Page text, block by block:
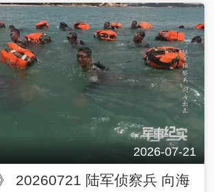
2026-07-21
20260721 陆军侦察兵 向海